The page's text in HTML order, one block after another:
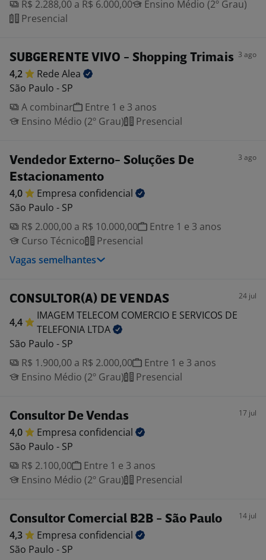
R$ 2.288,00 a R$ 6.000,00
Ensino Médio (2º Grau)
Presencial
SUBGERENTE VIVO - Shopping Trimais 3 ago
4,2 Rede Alea
São Paulo - SP
A combinar
Entre 1 e 3 anos
Ensino Médio (2º Grau)
Presencial
Vendedor Externo- Soluções De
Estacionamento
3 ago
4,0 Empresa confidencial
São Paulo - SP
R$ 2.000,00 a R$ 10.000,00
Entre 1 e 3 anos
Curso Técnico
Presencial
Vagas semelhantes
CONSULTOR(A) DE VENDAS 24 jul
4,4
IMAGEM TELECOM COMERCIO E SERVICOS DE
TELEFONIA LTDA
São Paulo - SP
R$ 1.900,00 a R$ 2.000,00
Entre 1 e 3 anos
Ensino Médio (2º Grau)
Presencial
Consultor De Vendas 17 jul
4,0 Empresa confidencial
São Paulo - SP
R$ 2.100,00
Entre 1 e 3 anos
Ensino Médio (2º Grau)
Presencial
Consultor Comercial B2B - São Paulo 14 jul
4,3 Empresa confidencial
São Paulo - SP